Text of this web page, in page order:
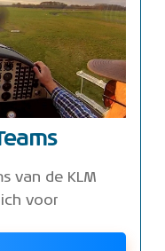
van de KLM
voor